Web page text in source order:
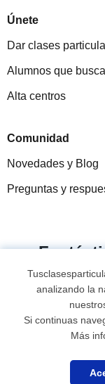
Únete
Dar clases
Alumnos que
Alta centros
Comunidad
Novedades y Blog
Preguntas y
© 2007 -
Mapa
analizando la
Si continuas
Más